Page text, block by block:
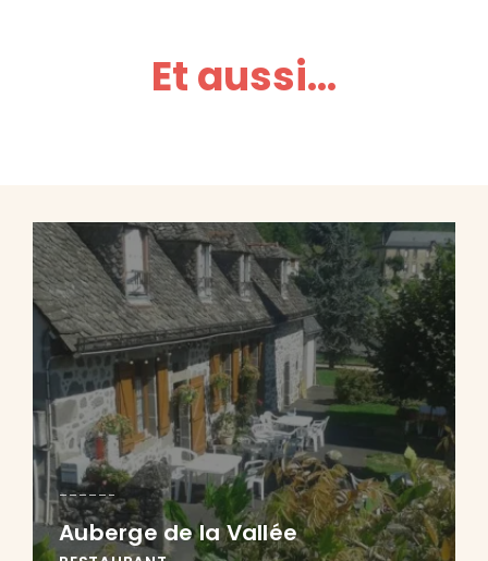
Et aussi...
Auberge de la Vallée